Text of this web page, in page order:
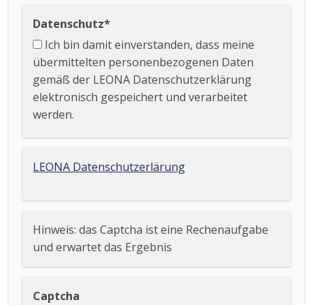
Datenschutz*
übermittelten personenbezogenen Daten
gemäß der LEONA Datenschutzerklärung
elektronisch gespeichert und verarbeitet
werden.
LEONA Datenschutzerlärung
Hinweis: das Captcha ist eine Rechenaufgabe
und erwartet das Ergebnis
Captcha